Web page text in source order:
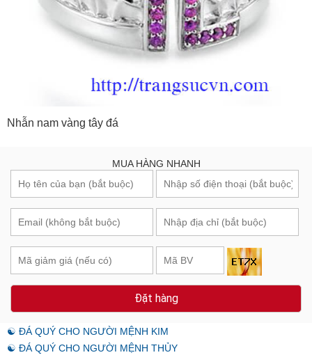
Nhẫn nam vàng tây đá
MUA HÀNG NHANH
Đặt hàng
☯ ĐÁ QUÝ CHO NGƯỜI MỆNH KIM
☯ ĐÁ QUÝ CHO NGƯỜI MỆNH THỦY